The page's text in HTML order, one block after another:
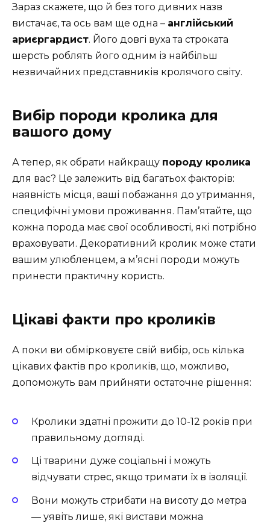
Зараз скажете, що й без того дивних назв
вистачає, та ось вам ще одна – англійський
ариєргардист. Його довгі вуха та строката
шерсть роблять його одним із найбільш
незвичайних представників кролячого світу.
Вибір породи кролика для
вашого дому
А тепер, як обрати найкращу породу кролика
для вас? Це залежить від багатьох факторів:
наявність місця, ваші побажання до утримання,
специфічні умови проживання. Пам’ятайте, що
кожна порода має свої особливості, які потрібно
враховувати. Декоративний кролик може стати
вашим улюбленцем, а м’ясні породи можуть
принести практичну користь.
Цікаві факти про кроликів
А поки ви обмірковуєте свій вибір, ось кілька
цікавих фактів про кроликів, що, можливо,
допоможуть вам прийняти остаточне рішення:
Кролики здатні прожити до 10-12 років при
правильному догляді.
Ці тварини дуже соціальні і можуть
відчувати стрес, якщо тримати їх в ізоляції.
Вони можуть стрибати на висоту до метра
— уявіть лише, які вистави можна